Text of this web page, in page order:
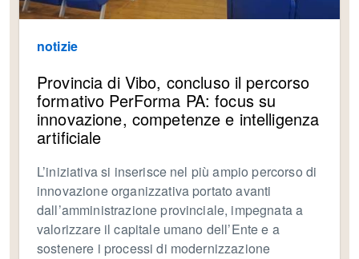
notizie
Provincia di Vibo, concluso il percorso
formativo PerForma PA: focus su
innovazione, competenze e intelligenza
artificiale
L’iniziativa si inserisce nel più ampio percorso di
innovazione organizzativa portato avanti
dall’amministrazione provinciale, impegnata a
valorizzare il capitale umano dell’Ente e a
sostenere i processi di modernizzazione